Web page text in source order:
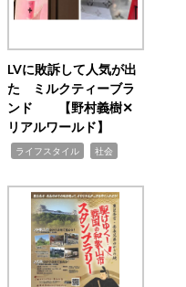
LVに敗訴して人気が出
た ミルクティーブラ
ンド 【野村義樹✕
リアルワールド】
ライフスタイル 社会